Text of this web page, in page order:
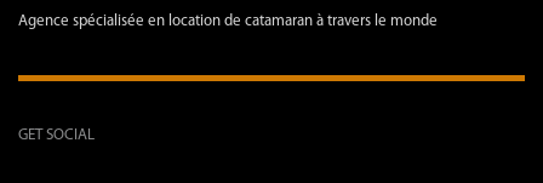
Agence spécialisée en location de catamaran à travers le monde
GET SOCIAL